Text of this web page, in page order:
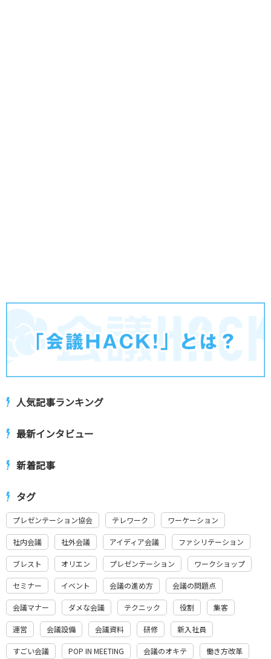
人気記事ランキング
最新インタビュー
新着記事
タグ
プレゼンテーション協会 テレワーク ワーケーション
社内会議 社外会議 アイディア会議 ファシリテーション
ブレスト オリエン プレゼンテーション ワークショップ
セミナー イベント 会議の進め方 会議の問題点
会議マナー ダメな会議 テクニック 役割 集客
運営 会議設備 会議資料 研修 新入社員
すごい会議 POP IN MEETING 会議のオキテ 働き方改革